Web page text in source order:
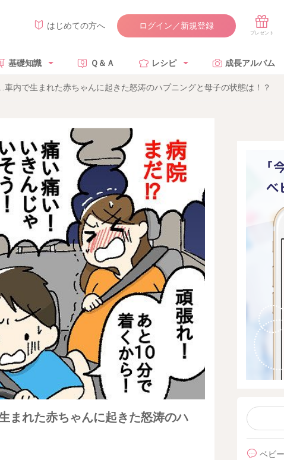
はじめての方へ ログイン／新規登録
基礎知識 Ｑ＆Ａ レシピ 成長アルバム
内で生まれた赤ちゃんに起きた怒涛のハプニングと母子の状態は！？
まれた赤ちゃんに起きた怒涛のハ
ベビ